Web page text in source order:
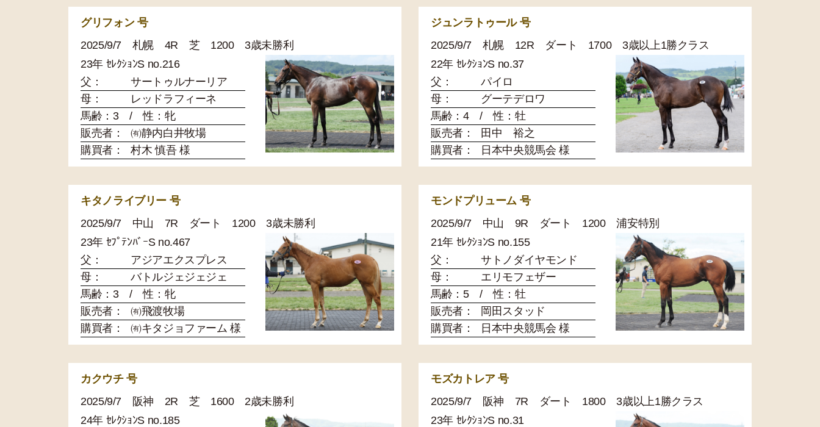
グリフォン 号
2025/9/7 札幌 4R 芝 1200 3歳未勝利
23年 ｾﾚｸｼｮﾝS no.216
父：
サートゥルナーリア
母：
レッドラフィーネ
馬齢：3 / 性：牝
販売者：
㈲静内白井牧場
購買者：
村木 慎吾 様
ジュンラトゥール 号
2025/9/7 札幌 12R ダート 1700 3歳以上1勝クラス
22年 ｾﾚｸｼｮﾝS no.37
父：
パイロ
母：
グーテデロワ
馬齢：4 / 性：牡
販売者：
田中 裕之
購買者：
日本中央競馬会 様
キタノライブリー 号
2025/9/7 中山 7R ダート 1200 3歳未勝利
23年 ｾﾌﾟﾃﾝﾊﾞｰS no.467
父：
アジアエクスプレス
母：
バトルジェジェジェ
馬齢：3 / 性：牝
販売者：
㈲飛渡牧場
購買者：
㈲キタジョファーム 様
モンドプリューム 号
2025/9/7 中山 9R ダート 1200 浦安特別
21年 ｾﾚｸｼｮﾝS no.155
父：
サトノダイヤモンド
母：
エリモフェザー
馬齢：5 / 性：牡
販売者：
岡田スタッド
購買者：
日本中央競馬会 様
カクウチ 号
2025/9/7 阪神 2R 芝 1600 2歳未勝利
24年 ｾﾚｸｼｮﾝS no.185
モズカトレア 号
2025/9/7 阪神 7R ダート 1800 3歳以上1勝クラス
23年 ｾﾚｸｼｮﾝS no.31